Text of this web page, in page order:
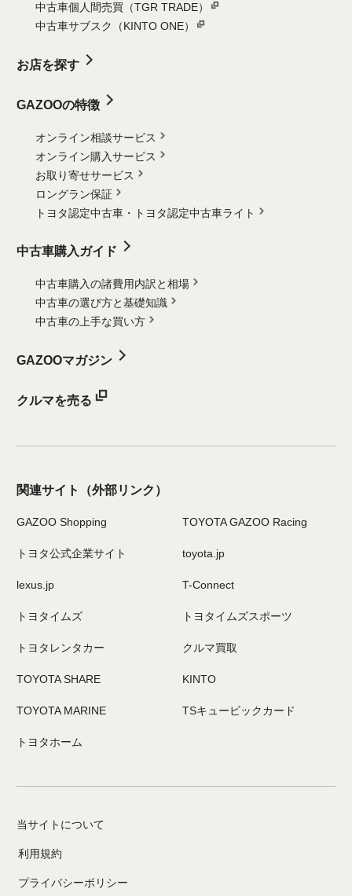
中古車個人間売買（TGR TRADE）
中古車サブスク（KINTO ONE）
お店を探す
GAZOOの特徴
オンライン相談サービス
オンライン購入サービス
お取り寄せサービス
ロングラン保証
トヨタ認定中古車・
トヨタ認定中古車ライト
中古車購入ガイド
中古車購入の諸費用内訳と相場
中古車の選び方と基礎知識
中古車の上手な買い方
GAZOOマガジン
クルマを売る
関連サイト （外部リンク）
GAZOO Shopping TOYOTA GAZOO Racing
トヨタ公式企業サイト toyota.jp
lexus.jp T-Connect
トヨタイムズ トヨタイムズスポーツ
トヨタレンタカー クルマ買取
TOYOTA SHARE KINTO
TOYOTA MARINE TSキュービックカード
トヨタホーム
当サイトについて
利用規約
プライバシーポリシー